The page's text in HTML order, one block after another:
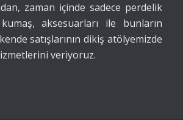
zaman içinde sadece perdelik
aksesuarları ile bunların
satışlarının dikiş atölyemizde
veriyoruz.